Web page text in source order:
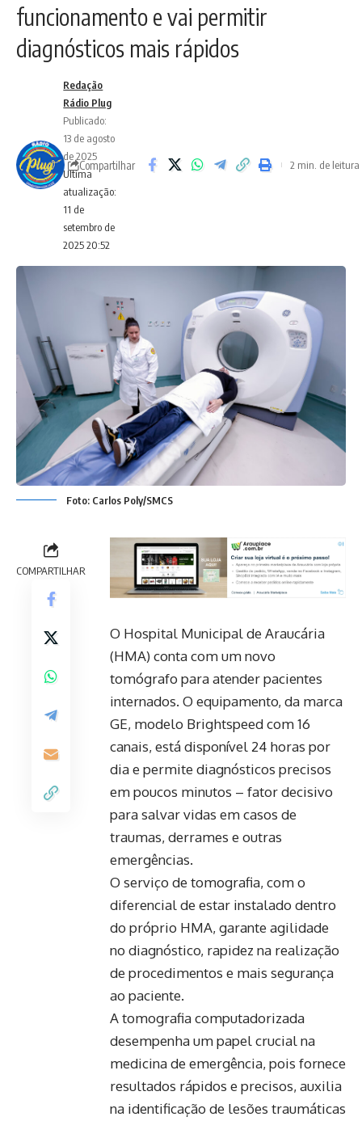
funcionamento e vai permitir
diagnósticos mais rápidos
Ultima
atualização:
11 de
setembro de
2025 20:52
Redação
Rádio Plug
Publicado:
13 de agosto
de 2025
Compartilhar 2 min. de leitura
Foto: Carlos Poly/SMCS
COMPARTILHAR
O Hospital Municipal de Araucária
(HMA) conta com um novo
tomógrafo para atender pacientes
internados. O equipamento, da marca
GE, modelo Brightspeed com 16
canais, está disponível 24 horas por
dia e permite diagnósticos precisos
em poucos minutos – fator decisivo
para salvar vidas em casos de
traumas, derrames e outras
emergências.
O serviço de tomografia, com o
diferencial de estar instalado dentro
do próprio HMA, garante agilidade
no diagnóstico, rapidez na realização
de procedimentos e mais segurança
ao paciente.
A tomografia computadorizada
desempenha um papel crucial na
medicina de emergência, pois fornece
resultados rápidos e precisos, auxilia
na identificação de lesões traumáticas